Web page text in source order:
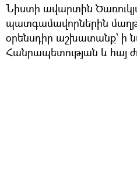
Նիստի ավարտին
պատգամավորներին
օրենսդիր աշխատանք՝ ի
Հանրապետության և հայ